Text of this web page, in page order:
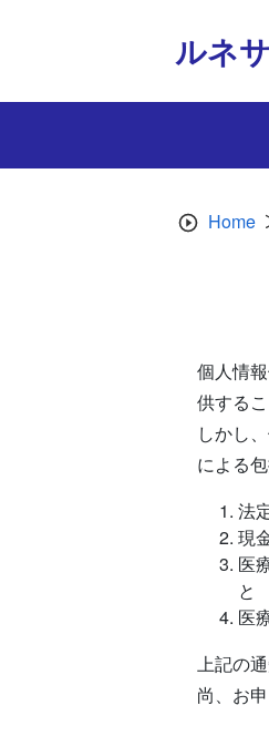
ルネ
Home
個人情
供する
しかし
による
法
現
医
と
医
上記の
尚、お